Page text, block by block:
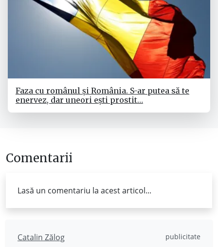
Faza cu românul și România. S-ar putea să te
enervez, dar uneori ești prostit…
Comentarii
Lasă un comentariu la acest articol...
Catalin Zălog publicitate